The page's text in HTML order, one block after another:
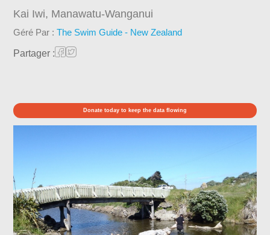
Kai Iwi, Manawatu-Wanganui
Géré Par :The Swim Guide - New Zealand
Partager :
Donate today to keep the data flowing